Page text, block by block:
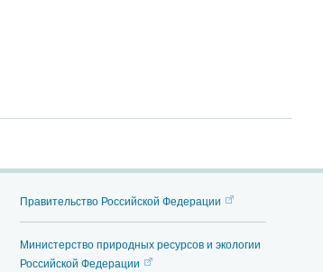
Правительство Российской Федерации
Министерство природных ресурсов и экологии
Российской Федерации